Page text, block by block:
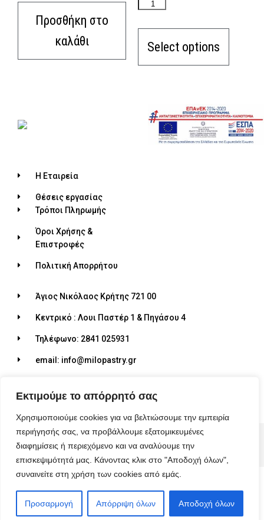
Εκτιμούμε το απόρρητό σας
Χρησιμοποιούμε cookies για να βελτιώσουμε την εμπειρία
περιήγησής σας, να προβάλλουμε εξατομικευμένες
διαφημίσεις ή περιεχόμενο και να αναλύουμε την
επισκεψιμότητά μας. Κάνοντας κλικ στο "Αποδοχή όλων",
συναινείτε στη χρήση των cookies από εμάς.
Προσαρμογή Απόρριψη όλων Αποδοχή όλων
Προσθήκη στο
καλάθι
Select options
Η Εταιρεία
Θέσεις εργασίας
Τρόποι Πληρωμής
Όροι Χρήσης &
Επιστροφές
Πολιτική Απορρήτου
Άγιος Νικόλαος Κρήτης 721 00
Κεντρικό : Λουι Παστέρ 1 & Πηγάσου 4
Τηλέφωνο: 2841 025931
email: info@milopastry.gr
© 2026 ALL RIGHTS RESERVED​